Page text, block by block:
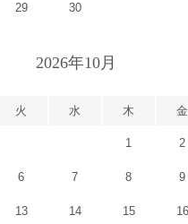
29 30
2026年10月
火 水 木 金
1 2
6 7 8 9
13 14 15 16